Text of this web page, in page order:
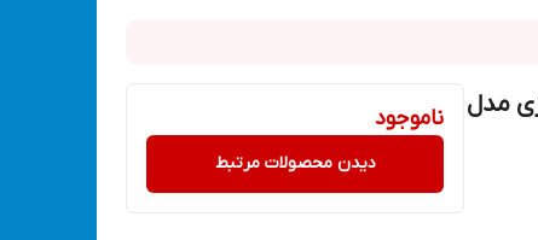
شارژی مدل
ناموجود
دیدن محصولات مرتبط